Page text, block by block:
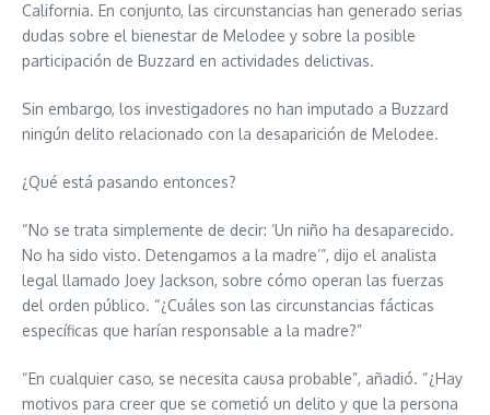
California. En conjunto, las circunstancias han generado serias
dudas sobre el bienestar de Melodee y sobre la posible
participación de Buzzard en actividades delictivas.
Sin embargo, los investigadores no han imputado a Buzzard
ningún delito relacionado con la desaparición de Melodee.
¿Qué está pasando entonces?
“No se trata simplemente de decir: ‘Un niño ha desaparecido.
No ha sido visto. Detengamos a la madre’”, dijo el analista
legal llamado Joey Jackson, sobre cómo operan las fuerzas
del orden público. “¿Cuáles son las circunstancias fácticas
específicas que harían responsable a la madre?”
“En cualquier caso, se necesita causa probable”, añadió. “¿Hay
motivos para creer que se cometió un delito y que la persona